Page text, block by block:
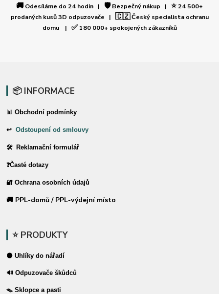
🚚 Odesíláme do 24 hodin | 🛡️Bezpečný nákup | ⭐24 500+
prodaných kusů 3D odpuzovače | 🇨🇿Český specialista ochranu
domu | ✅180 000+ spokojených zákazníků
📦 INFORMACE
📊 Obchodní podmínky
↩Odstoupení od smlouvy
🛠 Reklamační formulář
❓Časté dotazy
🔐 Ochrana osobních údajů
🚚 PPL-domů / PPL-výdejní místo
⭐ PRODUKTY
⚫ Uhlíky do nářadí
🔊 Odpuzovače škůdců
🪤 Sklopce a pasti